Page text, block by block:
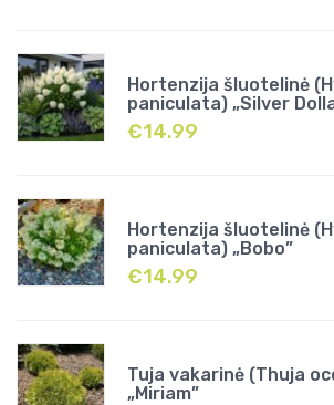
Hortenzija šluotelinė
paniculata) „Silver
€14.99
Hortenzija šluotelinė
paniculata) „Bobo”
€14.99
Tuja vakarinė (Thuja
„Miriam”